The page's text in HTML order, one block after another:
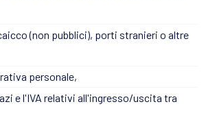
(non pubblici), porti stranieri o altre
personale,
e l'IVA relativi all'ingresso/uscita tra